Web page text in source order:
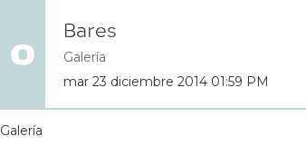
Bares
Galería
mar 23 diciembre 2014 01:59 PM
Galería